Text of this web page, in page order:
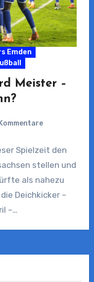
Emden
Meister –
Spielzeit den
stellen und
als nahezu
Deichkicker –
–…